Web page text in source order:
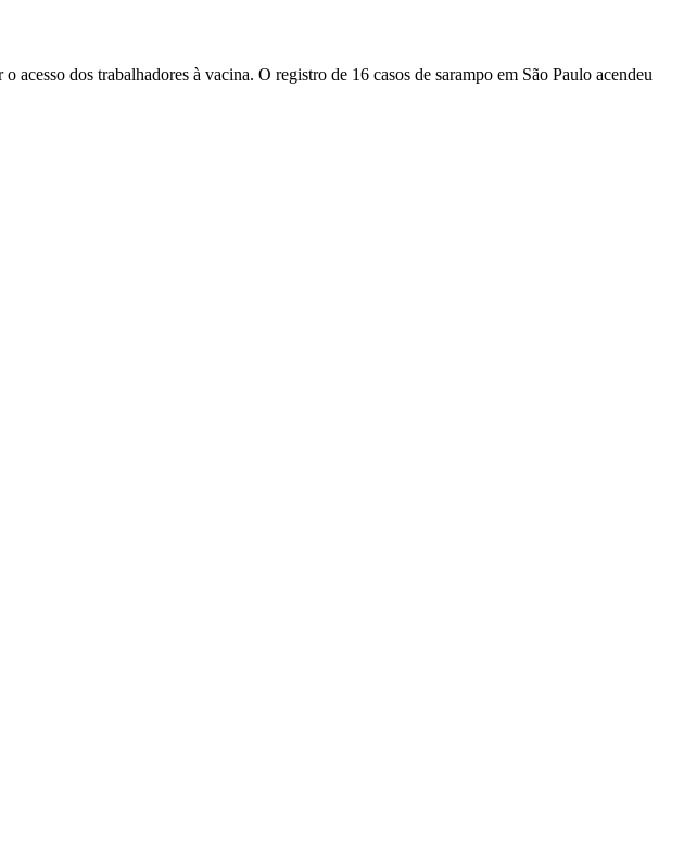
dos trabalhadores à vacina. O registro de 16 casos de sarampo em São Paulo acendeu